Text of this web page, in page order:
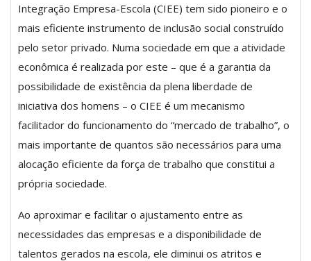
Integração Empresa-Escola (CIEE) tem sido pioneiro e o
mais eficiente instrumento de inclusão social construído
pelo setor privado. Numa sociedade em que a atividade
econômica é realizada por este – que é a garantia da
possibilidade de existência da plena liberdade de
iniciativa dos homens – o CIEE é um mecanismo
facilitador do funcionamento do “mercado de trabalho”, o
mais importante de quantos são necessários para uma
alocação eficiente da força de trabalho que constitui a
própria sociedade.
Ao aproximar e facilitar o ajustamento entre as
necessidades das empresas e a disponibilidade de
talentos gerados na escola, ele diminui os atritos e